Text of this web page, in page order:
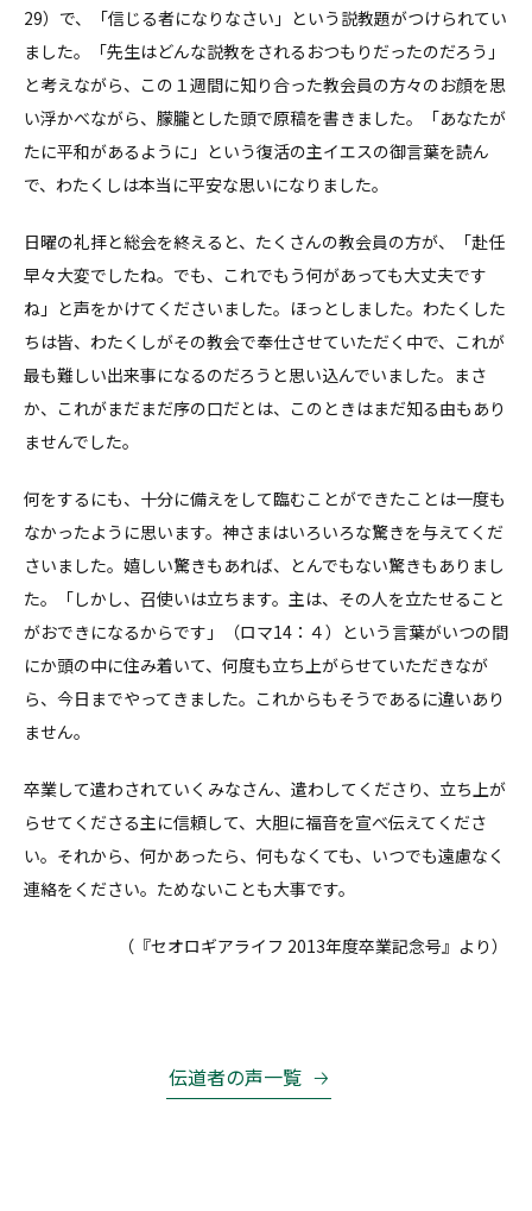
29）で、「信じる者になりなさい」という説教題がつけられてい
ました。「先生はどんな説教をされるおつもりだったのだろう」
と考えながら、この１週間に知り合った教会員の方々のお顔を思
い浮かべながら、朦朧とした頭で原稿を書きました。「あなたが
たに平和があるように」という復活の主イエスの御言葉を読ん
で、わたくしは本当に平安な思いになりました。
日曜の礼拝と総会を終えると、たくさんの教会員の方が、「赴任
早々大変でしたね。でも、これでもう何があっても大丈夫です
ね」と声をかけてくださいました。ほっとしました。わたくした
ちは皆、わたくしがその教会で奉仕させていただく中で、これが
最も難しい出来事になるのだろうと思い込んでいました。まさ
か、これがまだまだ序の口だとは、このときはまだ知る由もあり
ませんでした。
何をするにも、十分に備えをして臨むことができたことは一度も
なかったように思います。神さまはいろいろな驚きを与えてくだ
さいました。嬉しい驚きもあれば、とんでもない驚きもありまし
た。「しかし、召使いは立ちます。主は、その人を立たせること
がおできになるからです」（ロマ14：４）という言葉がいつの間
にか頭の中に住み着いて、何度も立ち上がらせていただきなが
ら、今日までやってきました。これからもそうであるに違いあり
ません。
卒業して遣わされていくみなさん、遣わしてくださり、立ち上が
らせてくださる主に信頼して、大胆に福音を宣べ伝えてくださ
い。それから、何かあったら、何もなくても、いつでも遠慮なく
連絡をください。ためないことも大事です。
（『セオロギアライフ 2013年度卒業記念号』より）
伝道者の声一覧